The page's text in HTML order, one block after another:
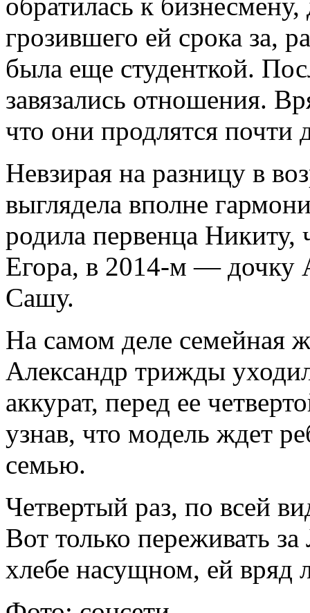
грозившего ей срока за,
была еще студенткой.
завязались отношения.
что они продлятся почти
Невзирая на разницу в
выглядела вполне
родила первенца Никиту,
Егора, в 2014-м — дочку
Сашу.
На самом деле семейная
Александр трижды
аккурат, перед ее
узнав, что модель ждет
семью.
Четвертый раз, по всей
Вот только переживать
хлебе насущном, ей вряд